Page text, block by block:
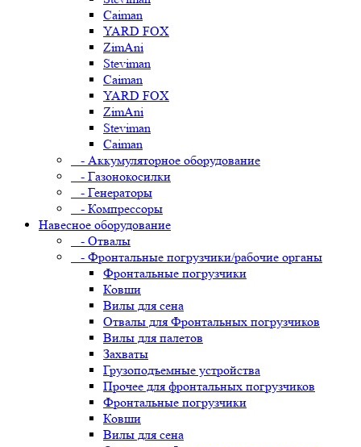
Caiman
YARD FOX
ZimAni
Steviman
Caiman
YARD FOX
ZimAni
Steviman
Caiman
- Аккумуляторное оборудование
- Газонокосилки
- Генераторы
- Компрессоры
Навесное оборудование
- Отвалы
- Фронтальные погрузчики/рабочие органы
Фронтальные погрузчики
Ковши
Вилы для сена
Отвалы для Фронтальных погрузчиков
Вилы для палетов
Захваты
Грузоподъемные устройства
Прочее для фронтальных погрузчиков
Фронтальные погрузчики
Ковши
Вилы для сена